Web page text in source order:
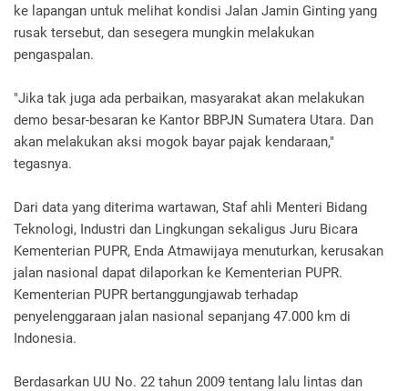
ke lapangan untuk melihat kondisi Jalan Jamin Ginting yang
rusak tersebut, dan sesegera mungkin melakukan
pengaspalan.
"Jika tak juga ada perbaikan, masyarakat akan melakukan
demo besar-besaran ke Kantor BBPJN Sumatera Utara. Dan
akan melakukan aksi mogok bayar pajak kendaraan,"
tegasnya.
Dari data yang diterima wartawan, Staf ahli Menteri Bidang
Teknologi, Industri dan Lingkungan sekaligus Juru Bicara
Kementerian PUPR, Enda Atmawijaya menuturkan, kerusakan
jalan nasional dapat dilaporkan ke Kementerian PUPR.
Kementerian PUPR bertanggungjawab terhadap
penyelenggaraan jalan nasional sepanjang 47.000 km di
Indonesia.
Berdasarkan UU No. 22 tahun 2009 tentang lalu lintas dan